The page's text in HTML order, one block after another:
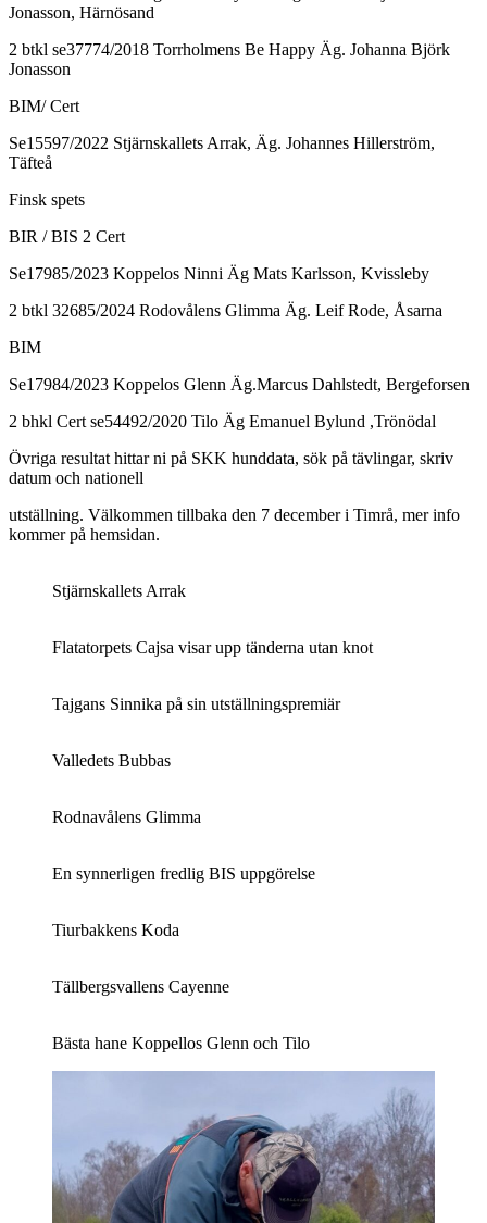
Jonasson, Härnösand
2 btkl se37774/2018 Torrholmens Be Happy Äg. Johanna Björk
Jonasson
BIM/ Cert
Se15597/2022 Stjärnskallets Arrak, Äg. Johannes Hillerström,
Täfteå
Finsk spets
BIR / BIS 2 Cert
Se17985/2023 Koppelos Ninni Äg Mats Karlsson, Kvissleby
2 btkl 32685/2024 Rodovålens Glimma Äg. Leif Rode, Åsarna
BIM
Se17984/2023 Koppelos Glenn Äg.Marcus Dahlstedt, Bergeforsen
2 bhkl Cert se54492/2020 Tilo Äg Emanuel Bylund ,Trönödal
Övriga resultat hittar ni på SKK hunddata, sök på tävlingar, skriv
datum och nationell
utställning. Välkommen tillbaka den 7 december i Timrå, mer info
kommer på hemsidan.
Stjärnskallets Arrak
Flatatorpets Cajsa visar upp tänderna utan knot
Tajgans Sinnika på sin utställningspremiär
Valledets Bubbas
Rodnavålens Glimma
En synnerligen fredlig BIS uppgörelse
Tiurbakkens Koda
Tällbergsvallens Cayenne
Bästa hane Koppellos Glenn och Tilo